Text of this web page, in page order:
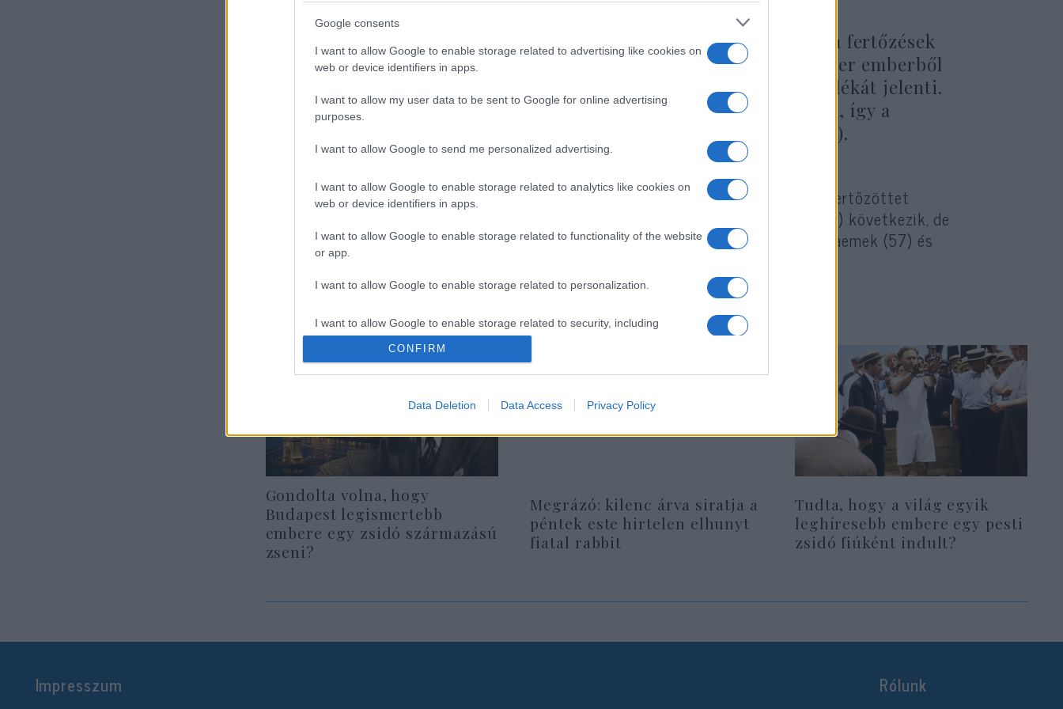
Google consents
I want to allow Google to enable storage related to advertising like cookies on
web or device identifiers in apps.
I want to allow my user data to be sent to Google for online advertising
purposes.
I want to allow Google to send me personalized advertising.
I want to allow Google to enable storage related to analytics like cookies on
web or device identifiers in apps.
I want to allow Google to enable storage related to functionality of the website
or app.
I want to allow Google to enable storage related to personalization.
I want to allow Google to enable storage related to security, including
authentication functionality and fraud prevention, and other user protection.
CONFIRM
Data Deletion Data Access Privacy Policy
Az Egészségügyi Minisztérium adatai szerint Izraelben a fertőzések
aránya Bnei Brak lakosságán belül a legmagasabb. 260 ezer emberből
267 esetet regisztráltak péntekig, ami a helyiek 0.1 százalékát jelenti.
Tel Aviv a második helyen áll 211 esettel (ott 435 ezer fő él, így a
lakosság 0.05 százalékát támadta meg közvetlenül a vírus).
Az önálló esetek számát tekintve a lista élén Jeruzsálem áll, ahol 352 fertőzöttet
regisztráltak eddig, majd Bnei Brak (267), Tel Aviv (211) és Ashkelon (78) következik, de
Risón Lecijón (76), Modiin (63), Petah Tikvah (63), Asdód (58), Migdal Haemek (57) és
Ramat Gan (55) is felkerült a listára.
Gondolta volna, hogy
Budapest legismertebb
embere egy zsidó származású
zseni?
Megrázó: kilenc árva siratja a
péntek este hirtelen elhunyt
fiatal rabbit
Tudta, hogy a világ egyik
leghíresebb embere egy pesti
zsidó fiúként indult?
Impresszum Rólunk